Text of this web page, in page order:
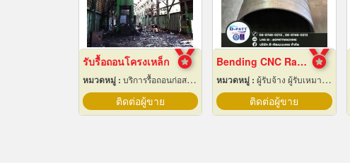
รับรื้อถอนโครงเหล็ก
หมวดหมู่ : บริการรื้อถอนก่อสร้าง
ติดต่อผู้ขาย
Bending CNC Rayong
หมวดหมู่ : ผู้รับจ้าง ผู้รับเหมากลึง
ติดต่อผู้ขาย